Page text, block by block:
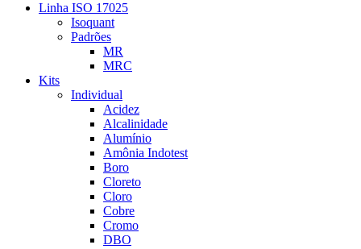
Linha ISO 17025
Isoquant
Padrões
MR
MRC
Kits
Individual
Acidez
Alcalinidade
Alumínio
Amônia Indotest
Boro
Cloreto
Cloro
Cobre
Cromo
DBO